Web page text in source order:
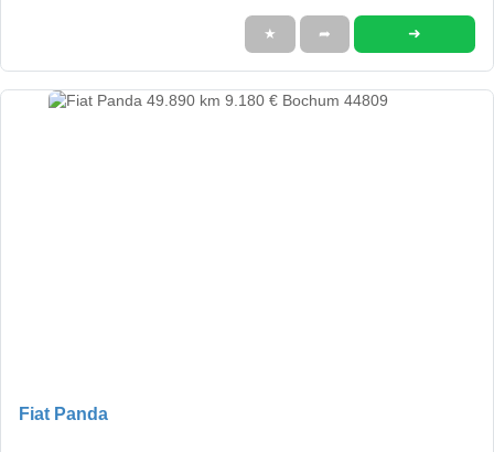
★ ➦ ➜
Fiat Panda